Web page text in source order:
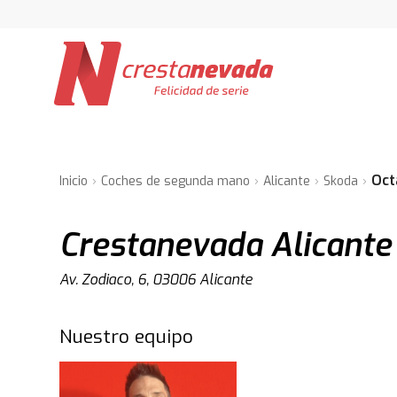
Inicio Coches de segunda mano Alicante Skoda
Crestanevada Alicante
Av. Zodiaco, 6, 03006 Alicante
Nuestro equipo